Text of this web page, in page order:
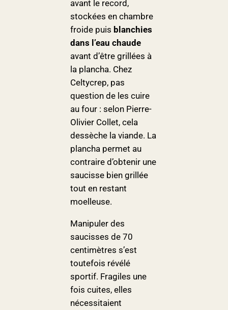
avant le record,
stockées en chambre
froide puis blanchies
dans l’eau chaude
avant d’être grillées à
la plancha. Chez
Celtycrep, pas
question de les cuire
au four : selon Pierre-
Olivier Collet, cela
dessèche la viande. La
plancha permet au
contraire d’obtenir une
saucisse bien grillée
tout en restant
moelleuse.
Manipuler des
saucisses de 70
centimètres s’est
toutefois révélé
sportif. Fragiles une
fois cuites, elles
nécessitaient